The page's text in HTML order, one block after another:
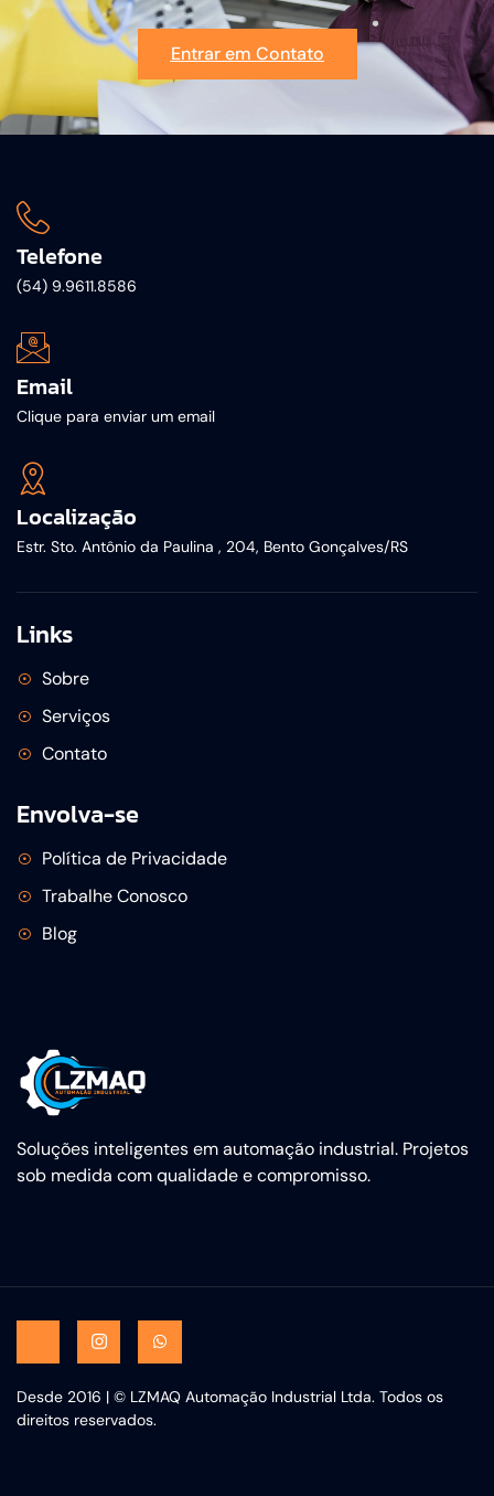
Entrar em Contato
Soluções inteligentes em automação industrial. Projetos
sob medida com qualidade e compromisso.
Telefone
(54) 9.9611.8586
Email
Clique para enviar um email
Localização
Estr. Sto. Antônio da Paulina , 204, Bento Gonçalves/RS
Links
Sobre
Serviços
Contato
Envolva-se
Política de Privacidade
Trabalhe Conosco
Blog
Desde 2016 | © LZMAQ Automação Industrial Ltda. Todos os
direitos reservados.